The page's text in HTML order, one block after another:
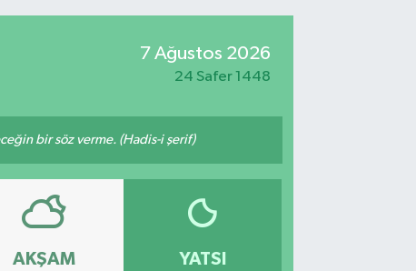
7 Ağustos 2026
24 Safer 1448
bir söz verme. (Hadis-i şerif)
AKŞAM YATSI